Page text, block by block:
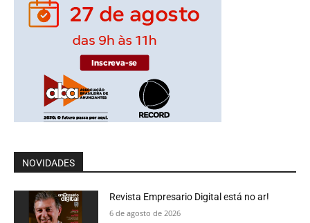
NOVIDADES
Revista Empresario Digital está no ar!
6 de agosto de 2026